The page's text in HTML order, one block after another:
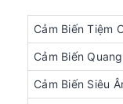
Cảm Biến Tiệm
Cảm Biến
Cảm Biến Siêu